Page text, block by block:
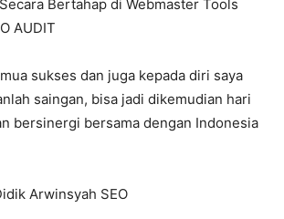
Bertahap di Webmaster Tools
AUDIT
sukses dan juga kepada diri saya
saingan, bisa jadi dikemudian hari
bersinergi bersama dengan Indonesia
Arwinsyah SEO